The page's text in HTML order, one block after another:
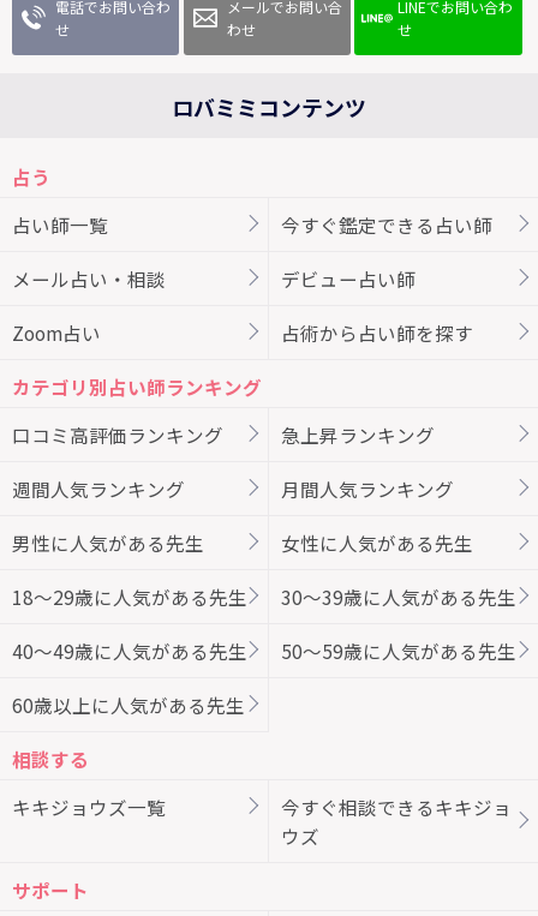
電話でお問い合わ
せ
メールでお問い合
わせ
LINEでお問い合わ
せ
ロバミミコンテンツ
占う
占い師一覧
今すぐ鑑定できる占い師
メール占い・相談 デビュー占い師
Zoom占い 占術から占い師を探す
カテゴリ別占い師ランキング
口コミ高評価ランキング
急上昇ランキング
週間人気ランキング 月間人気ランキング
男性に人気がある先生 女性に人気がある先生
18～29歳に人気がある先生 30～39歳に人気がある先生
40～49歳に人気がある先生 50～59歳に人気がある先生
60歳以上に人気がある先生
相談する
キキジョウズ一覧
今すぐ相談できるキキジョ
ウズ
サポート